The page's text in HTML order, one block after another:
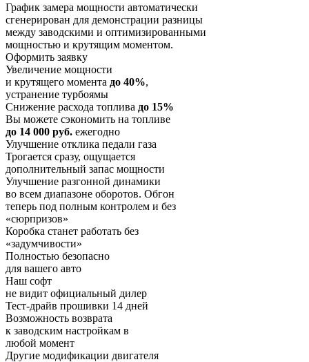
График замера мощности автоматически
сгенерирован для демонстрации разницы
между заводскими и оптимизированными
мощностью и крутящим моментом.
Оформить заявку
Увеличение мощности
и крутящего момента до 40%,
устранение турбоямы
Снижение расхода топлива до 15%
Вы можете сэкономить на топливе
до 14 000 руб. ежегодно
Улучшение отклика педали газа
Трогается сразу, ощущается
дополнительный запас мощности
Улучшение разгонной динамики
во всем диапазоне оборотов. Обгон
теперь под полным контролем и без
«сюрпризов»
Коробка станет работать без
«задумчивости»
Полностью безопасно
для вашего авто
Наш софт
не видит официальный дилер
Тест-драйв прошивки 14 дней
Возможность возврата
к заводским настройкам в
любой момент
Другие модификации двигателя